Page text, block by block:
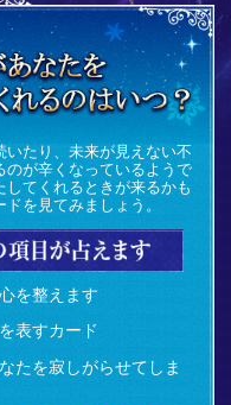
いたり、未来が見えない不
が辛くなっているようで
てくれるときが来るかも
を見てみましょう。
を整えます
表すカード
たを寂しがらせてしま